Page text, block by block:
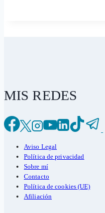
MIS REDES
Aviso Legal
Política de privacidad
Sobre mí
Contacto
Política de cookies (UE)
Afiliación